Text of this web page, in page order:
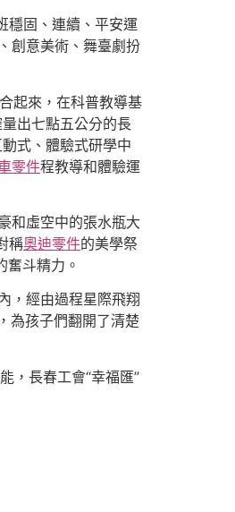
穩固、連續、平安運
創意美術、舞臺劇扮
起來，在科普教導基
出七點五公分的長
式、體驗式研學中
零件程教導和體驗運
和虛空中的張水瓶大
稱奧迪零件的美學祭
斗精力。
，經由過程星際飛翔
為孩子們翻開了清楚
，長春工會“幸福匯”